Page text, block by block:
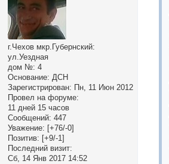
г.Чехов мкр.Губернский:
ул.Уездная
дом №: 4
Основание: ДСН
Зарегистрирован: Пн, 11 Июн 2012
Провел на форуме:
11 дней 15 часов
Сообщений: 447
Уважение: [+76/-0]
Позитив: [+9/-1]
Последний визит:
Сб, 14 Янв 2017 14:52